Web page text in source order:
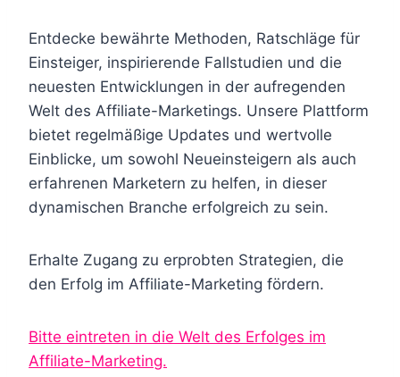
Entdecke bewährte Methoden, Ratschläge für
Einsteiger, inspirierende Fallstudien und die
neuesten Entwicklungen in der aufregenden
Welt des Affiliate-Marketings. Unsere Plattform
bietet regelmäßige Updates und wertvolle
Einblicke, um sowohl Neueinsteigern als auch
erfahrenen Marketern zu helfen, in dieser
dynamischen Branche erfolgreich zu sein.
Erhalte Zugang zu erprobten Strategien, die
den Erfolg im Affiliate-Marketing fördern.
Bitte eintreten in die Welt des Erfolges im
Affiliate-Marketing.